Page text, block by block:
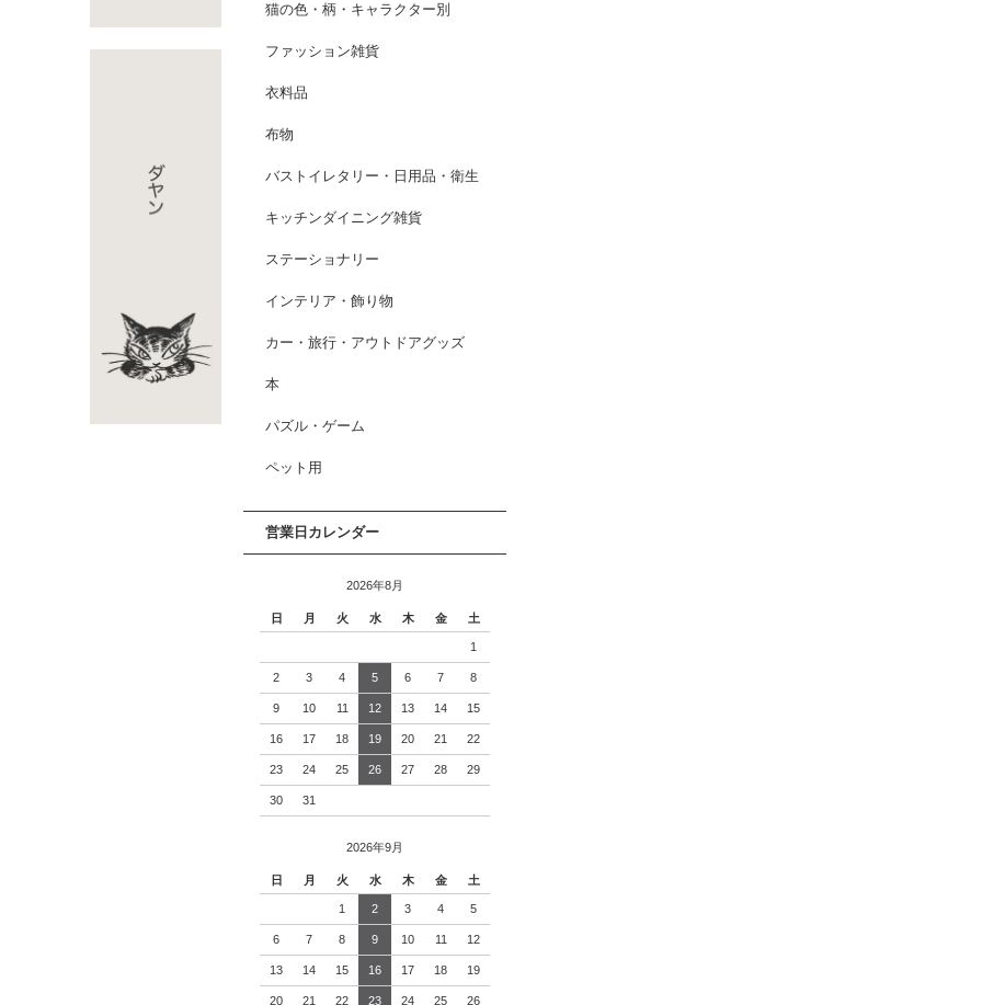
猫の色・柄・キャラクター別
ファッション雑貨
衣料品
布物
バストイレタリー・日用品・衛生
キッチンダイニング雑貨
ステーショナリー
インテリア・飾り物
カー・旅行・アウトドアグッズ
本
パズル・ゲーム
ペット用
営業日カレンダー
2026年8月
日 月 火 水 木 金 土
1
2 3 4 5 6 7 8
9 10 11 12 13 14 15
16 17 18 19 20 21 22
23 24 25 26 27 28 29
30 31
2026年9月
日 月 火 水 木 金 土
1 2 3 4 5
6 7 8 9 10 11 12
13 14 15 16 17 18 19
20 21 22 23 24 25 26